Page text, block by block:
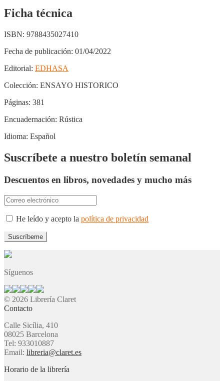
Ficha técnica
ISBN: 9788435027410
Fecha de publicación: 01/04/2022
Editorial: EDHASA
Colección: ENSAYO HISTORICO
Páginas: 381
Encuadernación: Rústica
Idioma: Español
Suscríbete a nuestro boletín semanal
Descuentos en libros, novedades y mucho más
He leído y acepto la política de privacidad
Síguenos
© 2026 Librería Claret
Contacto
Calle Sicília, 410
08025 Barcelona
Tel: 933010887
Email: libreria@claret.es
Horario de la librería